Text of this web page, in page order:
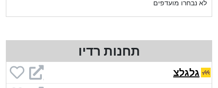
לא נבחרו מועדפים
תחנות רדיו
גלגלצ